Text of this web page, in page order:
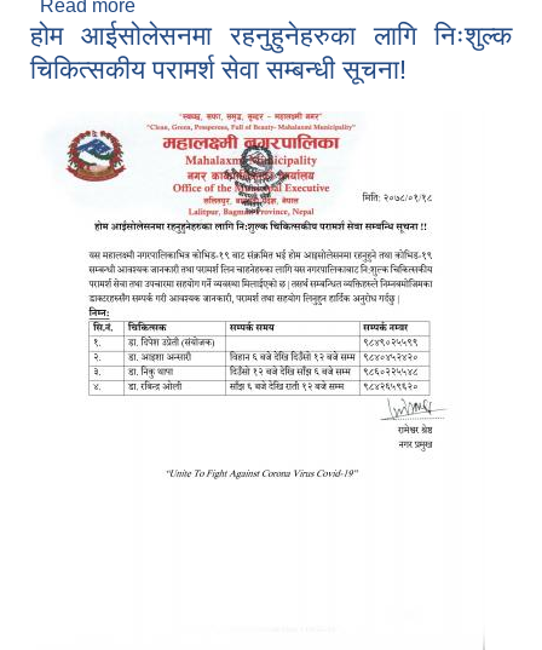
Read more
१९
होम आईसोलेसनमा रहनुहुनेहरुका लागि निःशुल्क
चिकित्सकीय परामर्श सेवा सम्बन्धी सूचना!